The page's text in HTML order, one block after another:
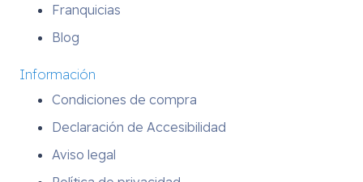
Franquicias
Blog
Información
Condiciones de compra
Declaración de Accesibilidad
Aviso legal